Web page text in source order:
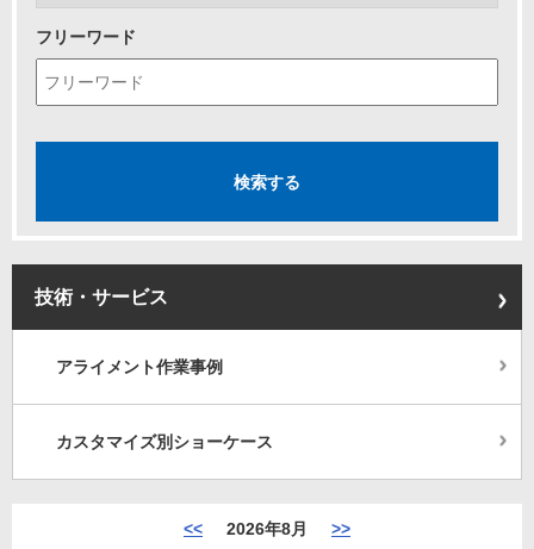
フリーワード
技術・サービス
アライメント作業事例
カスタマイズ別ショーケース
<< 2026年8月 >>